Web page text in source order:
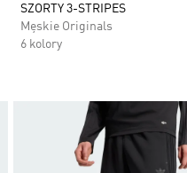
SZORTY 3-STRIPES
Męskie Originals
6 kolory
Dodaj do listy życzeń